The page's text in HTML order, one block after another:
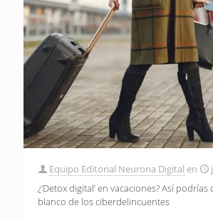
Equipo Editorial Neurona Digital en
¿‘Detox digital’ en vacaciones? Así
blanco de los ciberdelincuentes